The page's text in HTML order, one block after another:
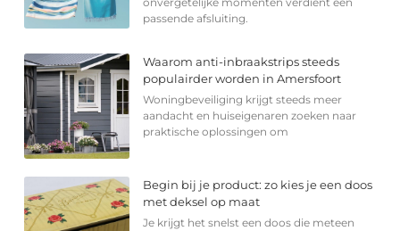
passende afsluiting.
Waarom anti-inbraakstrips steeds
populairder worden in Amersfoort
Woningbeveiliging krijgt steeds meer
aandacht en huiseigenaren zoeken naar
praktische oplossingen om
Begin bij je product: zo kies je een doos
met deksel op maat
Je krijgt het snelst een doos die meteen